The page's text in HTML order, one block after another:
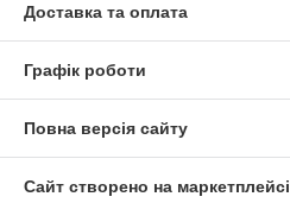
Доставка та оплата
Графік роботи
Повна версія сайту
Сайт створено на маркетплейсі